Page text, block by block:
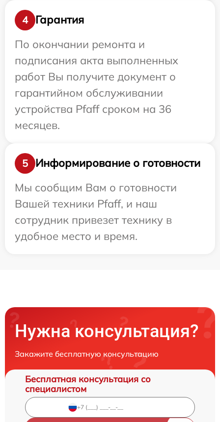
4
Гарантия
По окончании ремонта и
подписания акта выполненных
работ Вы получите документ о
гарантийном обслуживании
устройства Pfaff сроком на 36
месяцев.
5
Информирование о готовности
Мы сообщим Вам о готовности
Вашей техники Pfaff, и наш
сотрудник привезет технику в
удобное место и время.
Нужна консультация?
Закажите бесплатную консультацию
Бесплатная консультация со
специалистом